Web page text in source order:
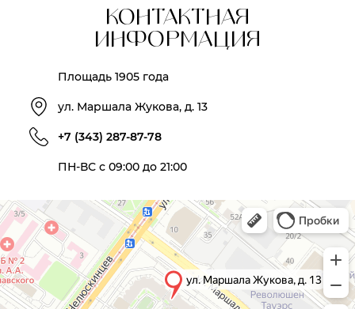
КОНТАКТНАЯ
ИНФОРМАЦИЯ
Площадь 1905 года
ул. Маршала Жукова, д. 13
+7 (343) 287-87-78
ПН-ВС с 09:00 до 21:00